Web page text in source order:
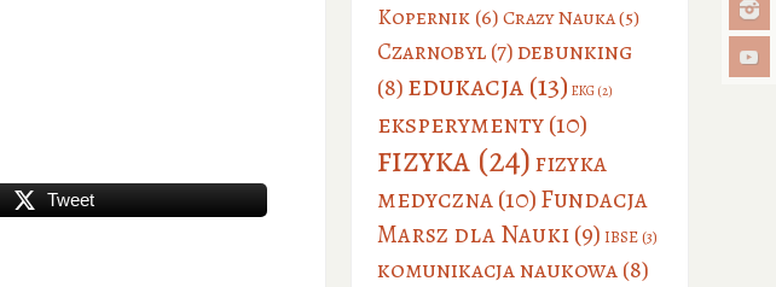
Tweet
Kopernik(6)Crazy Nauka(5)
Czarnobyl(7)debunking
(8)edukacja(13) EKG(2)
eksperymenty(10)
fizyka(24)fizyka
medyczna(10)Fundacja
Marsz dla Nauki(9) IBSE(3)
komunikacja naukowa(8)